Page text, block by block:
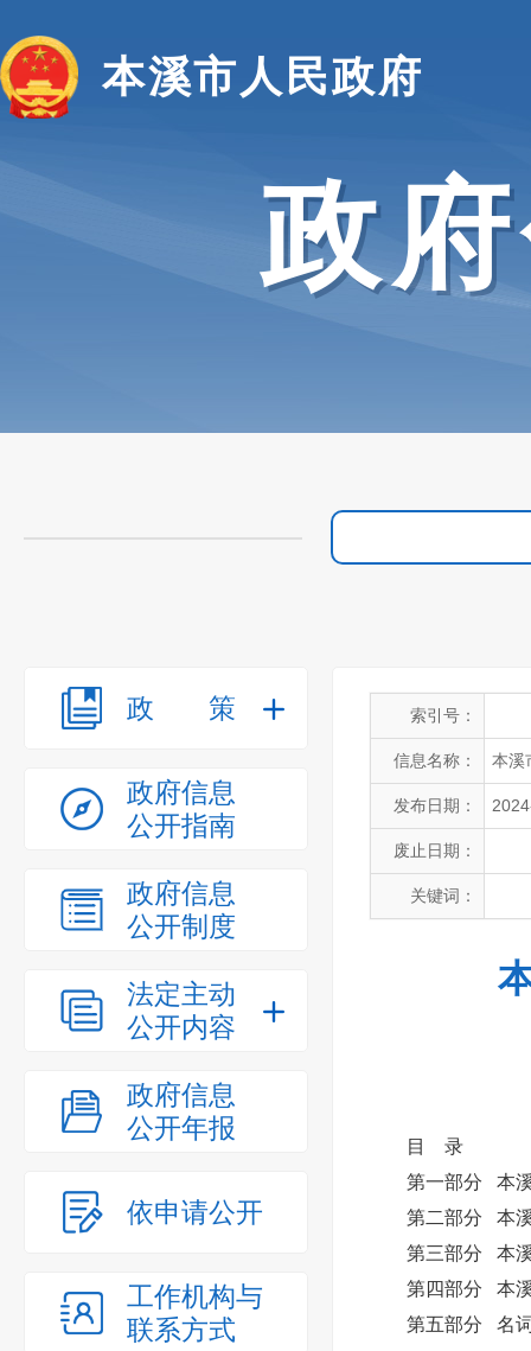
本溪市人民政府
政
政策
政府信息
公开指南
政府信息
公开制度
法定主动
公开内容
政府信息
公开年报
依申请公开
工作机构与
联系方式
索引号：
信息名称： 本溪
发布日期：
废止日期：
关键词：
目 录
第一部分 本溪
第二部分 本溪
第三部分 本溪
第四部分 本溪
第五部分 名词